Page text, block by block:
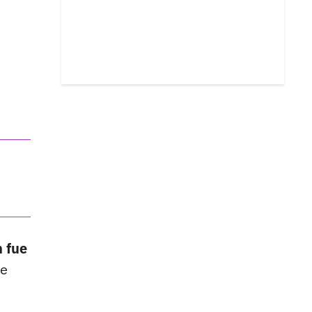
fue